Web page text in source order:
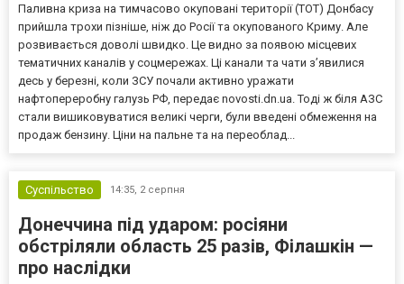
Паливна криза на тимчасово окуповані території (ТОТ) Донбасу
прийшла трохи пізніше, ніж до Росії та окупованого Криму. Але
розвивається доволі швидко. Це видно за появою місцевих
тематичних каналів у соцмережах. Ці канали та чати з’явилися
десь у березні, коли ЗСУ почали активно уражати
нафтопереробну галузь РФ, передає novosti.dn.ua. Тоді ж біля АЗС
стали вишиковуватися великі черги, були введені обмеження на
продаж бензину. Ціни на пальне та на переоблад...
Суспільство 14:35, 2 серпня
Донеччина під ударом: росіяни
обстріляли область 25 разів, Філашкін —
про наслідки